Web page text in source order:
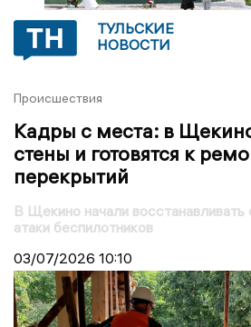
ТУЛЬСКИЕ
НОВОСТИ
Происшествия
Кадры с места: в
стены и готовятся к
перекрытий
В Щекино начали
атаки беспилотников
03/07/2026 10:10